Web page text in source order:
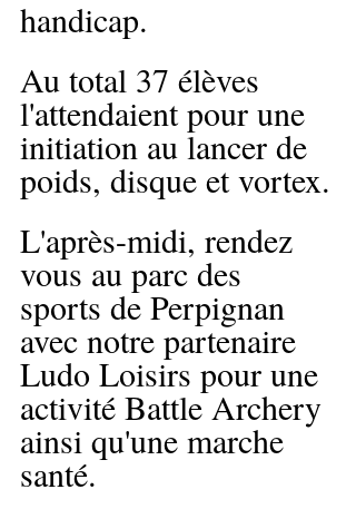
handicap.
Au total 37 élèves
l'attendaient pour une
initiation au lancer de
poids, disque et vortex.
L'après-midi, rendez
vous au parc des
sports de Perpignan
avec notre partenaire
Ludo Loisirs pour une
activité Battle Archery
ainsi qu'une marche
santé.